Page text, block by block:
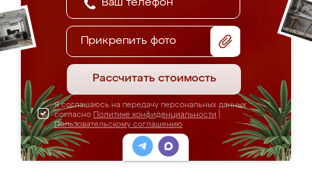
Прикрепить фото
Рассчитать стоимость
Я соглашаюсь на передачу персональных данных
согласно Политике конфиденциальности
Пользовательскому соглашению